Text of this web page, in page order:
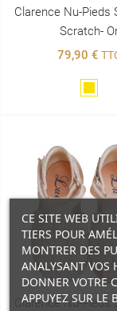
Clarence Nu-Pieds
Scratch-
79,90 €
Clarence Nu-Pieds
CE SITE WEB
TIERS POUR
MONTRER DES
ANALYSANT VOS
DONNER VOTRE
APPUYEZ SUR LE